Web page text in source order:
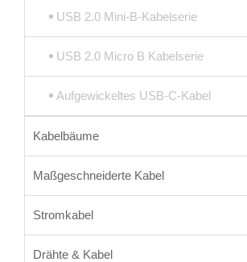
USB 2.0 Mini-B-Kabelserie
USB 2.0 Micro B Kabelserie
Aufgewickeltes USB-C-Kabel
Kabelbäume
Maßgeschneiderte Kabel
Stromkabel
Drähte & Kabel